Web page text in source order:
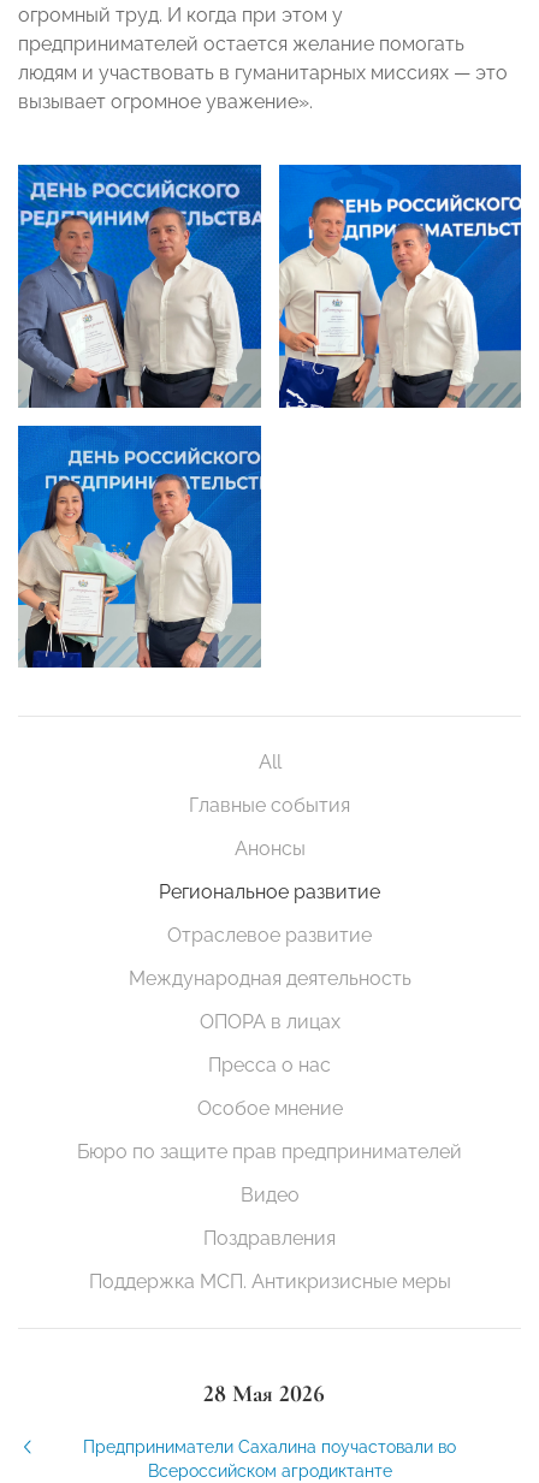
огромный труд. И когда при этом у
предпринимателей остается желание помогать
людям и участвовать в гуманитарных миссиях — это
вызывает огромное уважение».
All
Главные события
Анонсы
Региональное развитие
Отраслевое развитие
Международная деятельность
ОПОРА в лицах
Пресса о нас
Особое мнение
Бюро по защите прав предпринимателей
Видео
Поздравления
Поддержка МСП. Антикризисные меры
28 Мая 2026
Предприниматели Сахалина поучастовали во
Всероссийском агродиктанте